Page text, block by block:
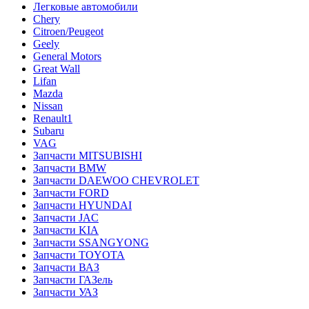
Легковые автомобили
Chery
Citroen/Peugeot
Geely
General Motors
Great Wall
Lifan
Mazda
Nissan
Renault1
Subaru
VAG
Запчасти MITSUBISHI
Запчасти BMW
Запчасти DAEWOO CHEVROLET
Запчасти FORD
Запчасти HYUNDAI
Запчасти JAC
Запчасти KIA
Запчасти SSANGYONG
Запчасти TOYOTA
Запчасти ВАЗ
Запчасти ГАЗель
Запчасти УАЗ